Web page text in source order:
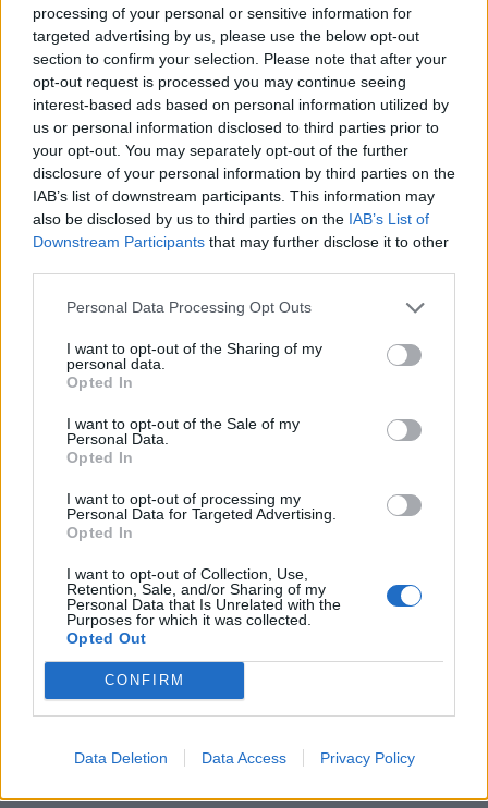
processing of your personal or sensitive information for
targeted advertising by us, please use the below opt-out
section to confirm your selection. Please note that after your
opt-out request is processed you may continue seeing
interest-based ads based on personal information utilized by
us or personal information disclosed to third parties prior to
your opt-out. You may separately opt-out of the further
disclosure of your personal information by third parties on the
IAB’s list of downstream participants. This information may
also be disclosed by us to third parties on the IAB’s List of
Downstream Participants that may further disclose it to other
Personal Data Processing Opt Outs
I want to opt-out of the Sharing of my
personal data.
Opted In
I want to opt-out of the Sale of my
Personal Data.
Opted In
I want to opt-out of processing my
Personal Data for Targeted Advertising.
Opted In
I want to opt-out of Collection, Use,
Retention, Sale, and/or Sharing of my
Personal Data that Is Unrelated with the
Purposes for which it was collected.
Opted Out
CONFIRM
Data Deletion Data Access Privacy Policy
Γορτυνία Νέα Αφετηρία
Διάβασε σχετικά